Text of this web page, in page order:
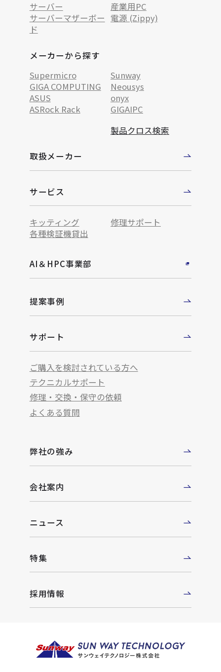
サーバー
産業用PC
サーバーマザーボー
ド
電源 (Zippy)
メーカーから探す
Supermicro
Sunway
GIGA COMPUTING
Neousys
ASUS
onyx
ASRock Rack
GIGAIPC
製品クロス検索
取扱メーカー
サービス
キッティング
修理サポート
各種検証機貸出
AI＆HPC事業部
提案事例
サポート
ご購入を検討されている方へ
テクニカルサポート
修理・交換・保守の依頼
よくある質問
弊社の強み
会社案内
ニュース
特集
採用情報